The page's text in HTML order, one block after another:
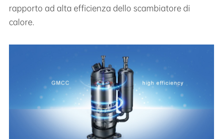
rapporto ad alta efficienza dello scambiatore di
calore.